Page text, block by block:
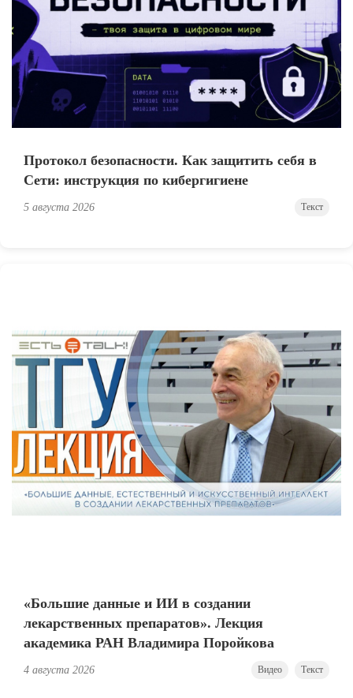
Протокол безопасности. Как защитить себя в
Сети: инструкция по кибергигиене
5 августа 2026 Текст
«Большие данные и ИИ в создании
лекарственных препаратов». Лекция
академика РАН Владимира Поройкова
4 августа 2026 Видео Текст